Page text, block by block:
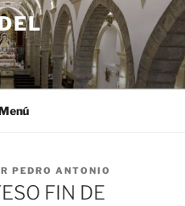
PEDRO ANTONIO
FIN DE